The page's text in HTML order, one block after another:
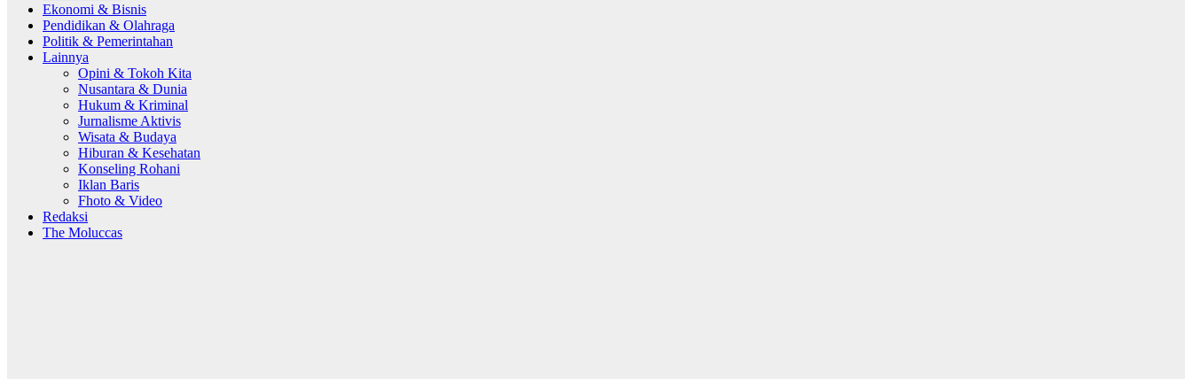
Ekonomi & Bisnis
Pendidikan & Olahraga
Politik & Pemerintahan
Lainnya
Opini & Tokoh Kita
Nusantara & Dunia
Hukum & Kriminal
Jurnalisme Aktivis
Wisata & Budaya
Hiburan & Kesehatan
Konseling Rohani
Iklan Baris
Fhoto & Video
Redaksi
The Moluccas